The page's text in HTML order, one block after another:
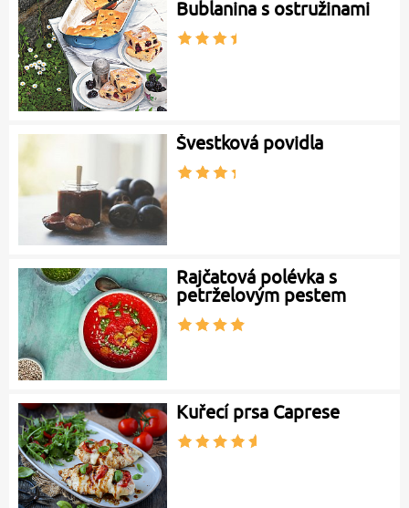
Bublanina s ostružinami
Švestková povidla
Rajčatová polévka s
petrželovým pestem
Kuřecí prsa Caprese